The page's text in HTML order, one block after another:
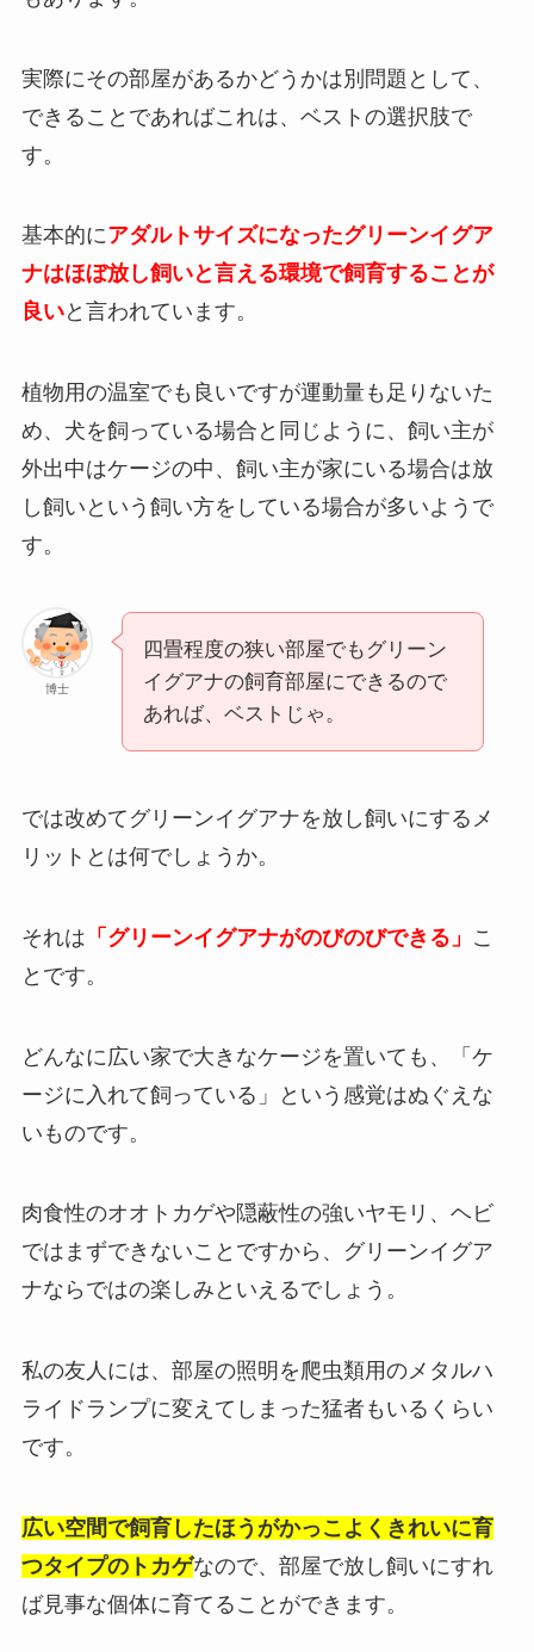
実際にその部屋があるかどうかは別問題として、
できることであればこれは、ベストの選択肢で
す。
基本的にアダルトサイズになったグリーンイグア
ナはほぼ放し飼いと言える環境で飼育することが
良いと言われています。
植物用の温室でも良いですが運動量も足りないた
め、犬を飼っている場合と同じように、飼い主が
外出中はケージの中、飼い主が家にいる場合は放
し飼いという飼い方をしている場合が多いようで
す。
博士
四畳程度の狭い部屋でもグリーン
イグアナの飼育部屋にできるので
あれば、ベストじゃ。
では改めてグリーンイグアナを放し飼いにするメ
リットとは何でしょうか。
それは 「グリーンイグアナがのびのびできる」 こ
とです。
どんなに広い家で大きなケージを置いても、「ケ
ージに入れて飼っている」という感覚はぬぐえな
いものです。
肉食性のオオトカゲや隠蔽性の強いヤモリ、ヘビ
ではまずできないことですから、グリーンイグア
ナならではの楽しみといえるでしょう。
私の友人には、部屋の照明を爬虫類用のメタルハ
ライドランプに変えてしまった猛者もいるくらい
です。
広い空間で飼育したほうがかっこよくきれいに育
つタイプのトカゲなので、部屋で放し飼いにすれ
ば見事な個体に育てることができます。